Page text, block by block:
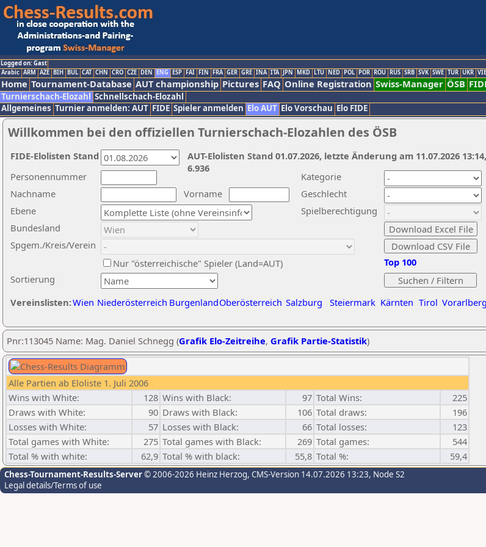
Logged on: Gast
Arabic ARM AZE BIH BUL CAT CHN CRO CZE DEN ENG ESP FAI FIN FRA GER GRE INA ITA JPN MKD LTU NED POL POR ROU RUS SRB SVK SWE TUR UKR VIE
Home Tournament-Database AUT championship Pictures FAQ Online Registration Swiss-Manager ÖSB
Turnierschach-Elozahl Schnellschach-Elozahl
Allgemeines Turnier anmelden: AUT FIDE Spieler anmelden Elo AUT Elo Vorschau Elo FIDE
Willkommen bei den offiziellen Turnierschach-Elozahlen des ÖSB
Nachname
Vorname
Ebene
Kategorie
Sortierung
Personennummer
Bundesland
Spgem./Kreis/Verein
Geschlecht
Nur "österreichische" Spieler (Land=AUT)
Spielberechtigung
Vereinslisten:Wien Niederösterreich BurgenlandOberösterreich Salzburg Steiermark Kärnten Tirol Vorarlberg
Top 100
AUT-Elolisten Stand 01.07.2026, letzte Änderung am 11.07.2026
6.936
FIDE-Elolisten Stand
Pnr:113045 Name: Mag. Daniel Schnegg (Grafik Elo-Zeitreihe, Grafik Partie-Statistik)
Alle Partien ab Eloliste 1. Juli 2006
Wins with White:
128 Wins with Black: 97 Total Wins:
225
Draws with White:
90 Draws with Black: 106 Total draws:
196
Losses with White:
57 Losses with Black: 66 Total losses:
123
Total games with White:
275 Total games with Black: 269 Total games:
544
Total % with white:
62,9 Total % with black: 55,8 Total %: 59,4
Chess-Tournament-Results-Server© 2006-2026 Heinz Herzog, CMS-Version 14.07.2026 13:23, Node S2
Legal details/Terms of use